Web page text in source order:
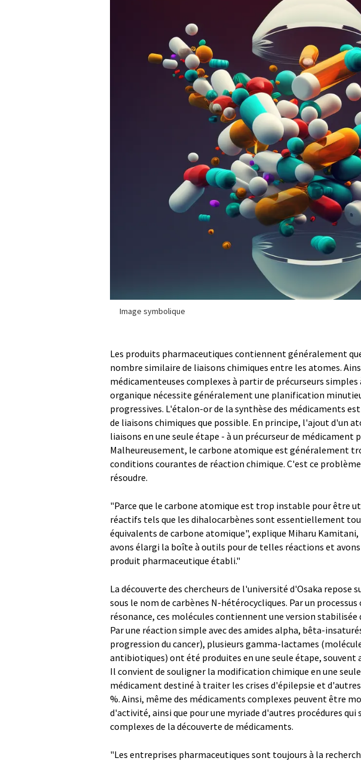
Image symbolique
Les produits pharmaceutiques contiennent généralement
nombre similaire de liaisons chimiques entre les atomes.
médicamenteuses complexes à partir de précurseurs
organique nécessite généralement une planification
progressives. L'étalon-or de la synthèse des médicaments
de liaisons chimiques que possible. En principe, l'ajout d'un
liaisons en une seule étape - à un précurseur de médicament
Malheureusement, le carbone atomique est généralement
conditions courantes de réaction chimique. C'est ce
résoudre.
"Parce que le carbone atomique est trop instable pour être
réactifs tels que les dihalocarbènes sont essentiellement
équivalents de carbone atomique", explique Miharu
avons élargi la boîte à outils pour de telles réactions et
produit pharmaceutique établi."
La découverte des chercheurs de l'université d'Osaka repose
sous le nom de carbènes N-hétérocycliques. Par un
résonance, ces molécules contiennent une version
Par une réaction simple avec des amides alpha, bêta-
progression du cancer), plusieurs gamma-lactames
antibiotiques) ont été produites en une seule étape, souvent
Il convient de souligner la modification chimique en une
médicament destiné à traiter les crises d'épilepsie et
%. Ainsi, même des médicaments complexes peuvent être
d'activité, ainsi que pour une myriade d'autres procédures
complexes de la découverte de médicaments.
"Les entreprises pharmaceutiques sont toujours à la